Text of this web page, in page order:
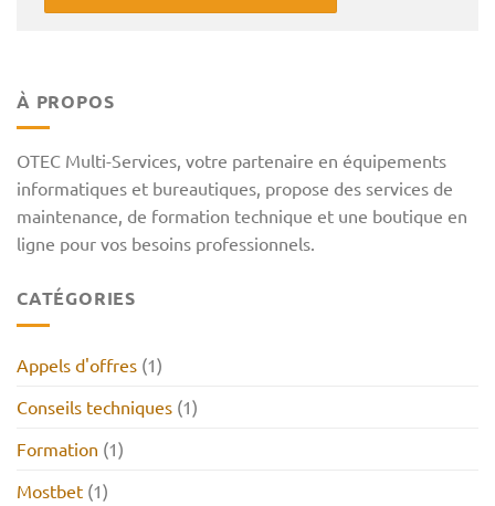
À PROPOS
OTEC Multi-Services, votre partenaire en équipements
informatiques et bureautiques, propose des services de
maintenance, de formation technique et une boutique en
ligne pour vos besoins professionnels.
CATÉGORIES
Appels d'offres (1)
Conseils techniques (1)
Formation (1)
Mostbet (1)